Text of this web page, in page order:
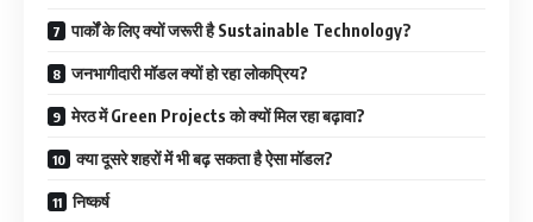
पार्कों के लिए क्यों जरूरी है Sustainable Technology?
जनभागीदारी मॉडल क्यों हो रहा लोकप्रिय?
मेरठ में Green Projects को क्यों मिल रहा बढ़ावा?
क्या दूसरे शहरों में भी बढ़ सकता है ऐसा मॉडल?
निष्कर्ष